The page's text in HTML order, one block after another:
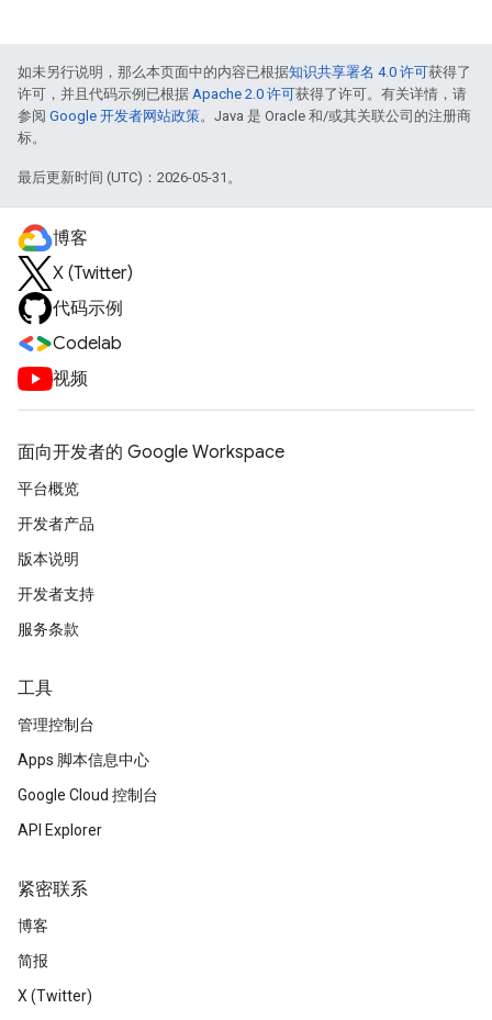
如未另行说明，那么本页面中的内容已根据知识共享署名 4.0 许可获得了
许可，并且代码示例已根据 Apache 2.0 许可获得了许可。有关详情，请
参阅 Google 开发者网站政策。Java 是 Oracle 和/或其关联公司的注册商
标。
最后更新时间 (UTC)：2026-05-31。
博客
X (Twitter)
代码示例
Codelab
视频
面向开发者的 Google Workspace
平台概览
开发者产品
版本说明
开发者支持
服务条款
工具
管理控制台
Apps 脚本信息中心
Google Cloud 控制台
API Explorer
紧密联系
博客
简报
X (Twitter)